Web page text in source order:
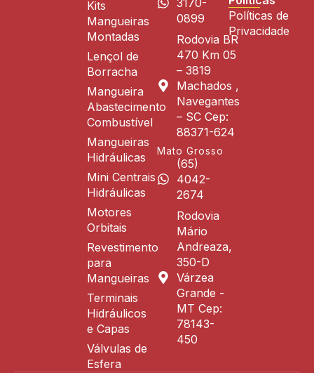
Kits
Mangueiras
Montadas
Lençol de
Borracha
Mangueira
Abastecimento
Combustível
Mangueiras
Hidráulicas
Mini Centrais
Hidráulicas
Motores
Orbitais
Revestimento
para
Mangueiras
Terminais
Hidráulicos
e Capas
Válvulas de
Esfera
0899
Rodovia BR
470 Km 05
– 3819
Machados ,
Navegantes
– SC Cep:
88371-624
Mato Grosso
(65)
4042-
2674
Rodovia
Mário
Andreaza,
350-D
Várzea
Grande -
MT Cep:
78143-
450
Políticas de
Privacidade